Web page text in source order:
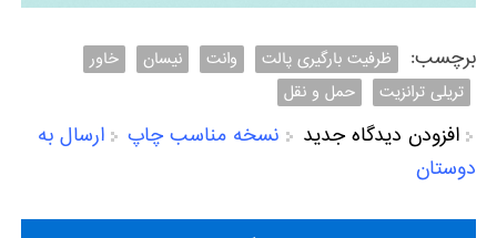
برچسب: ظرفیت بارگیری پالت وانت نیسان
خاور
تریلی ترانزیت
حمل و نقل
افزودن دیدگاه جدید نسخه مناسب چاپ
ارسال به
دوستان